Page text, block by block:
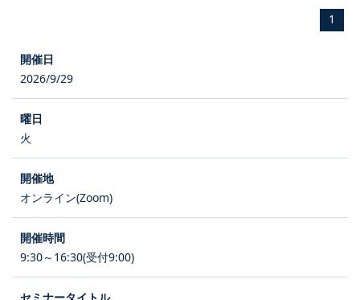
1
2026/9/29
火
オンライン(Zoom)
9:30～16:30(受付9:00)